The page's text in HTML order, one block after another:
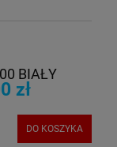
BIAŁY
zł
DO KOSZYKA